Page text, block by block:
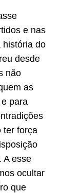
e nas
história do
desde
não
as
para
ter força
A esse
ocultar
que